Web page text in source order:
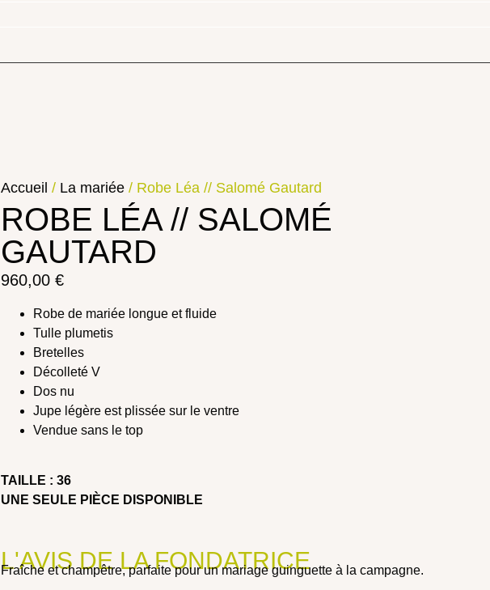
Accueil / La mariée / Robe Léa // Salomé Gautard
ROBE LÉA // SALOMÉ
GAUTARD
960,00€
Robe de mariée longue et fluide
Tulle plumetis
Bretelles
Décolleté V
Dos nu
Jupe légère est plissée sur le ventre
Vendue sans le top
TAILLE : 36
UNE SEULE PIÈCE DISPONIBLE
L'AVIS DE LA FONDATRICE
Fraîche et champêtre, parfaite pour un mariage guinguette à la campagne.